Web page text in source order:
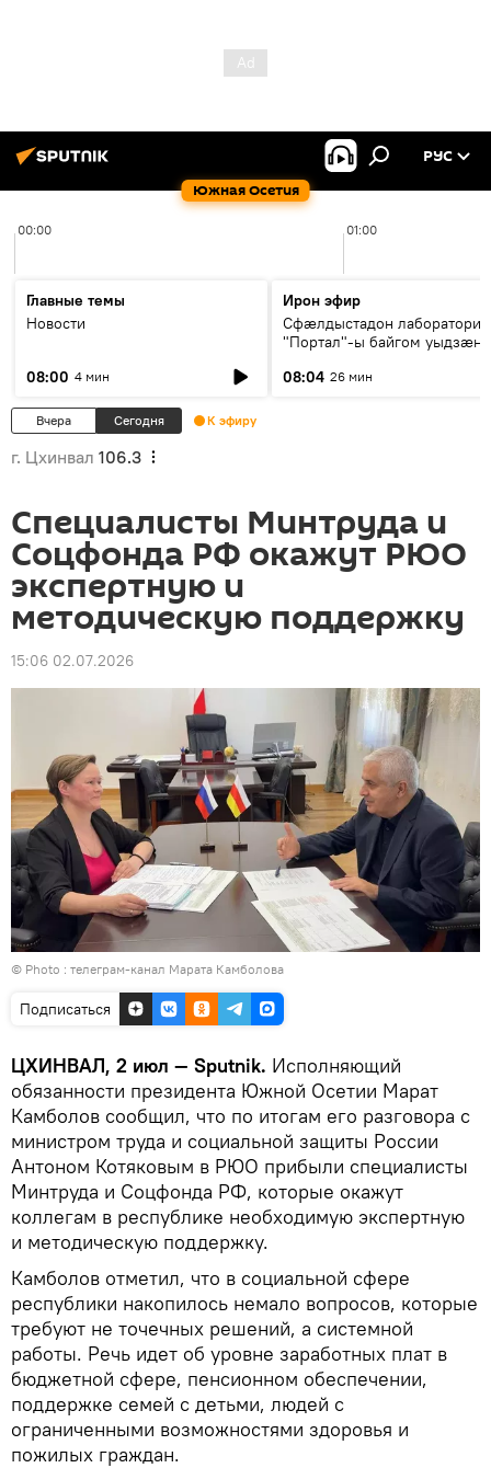
Южная Осетия
РУС
00:00 01:00
Главные темы
Новости
08:00 4 мин
Ирон эфир
Сфæлдыстадон лаборатори
"Портал"-ы байгом уыдзæн
Æхсары куыстыты равдыст
08:04 26 мин
Вчера Сегодня К эфиру
г. Цхинвал 106.3
Специалисты Минтруда и
Соцфонда РФ окажут РЮО
экспертную и
методическую поддержку
15:06 02.07.2026
© Photo : телеграм-канал Марата Камболова
Подписаться
ЦХИНВАЛ, 2 июл — Sputnik. Исполняющий
обязанности президента Южной Осетии Марат
Камболов сообщил, что по итогам его разговора с
министром труда и социальной защиты России
Антоном Котяковым в РЮО прибыли специалисты
Минтруда и Соцфонда РФ, которые окажут
коллегам в республике необходимую экспертную
и методическую поддержку.
Камболов отметил, что в социальной сфере
республики накопилось немало вопросов, которые
требуют не точечных решений, а системной
работы. Речь идет об уровне заработных плат в
бюджетной сфере, пенсионном обеспечении,
поддержке семей с детьми, людей с
ограниченными возможностями здоровья и
пожилых граждан.